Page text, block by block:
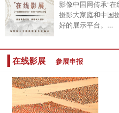
影像中国网传承“
摄影大家庭和中国
好的展示平台。...
在线影展 参展申报